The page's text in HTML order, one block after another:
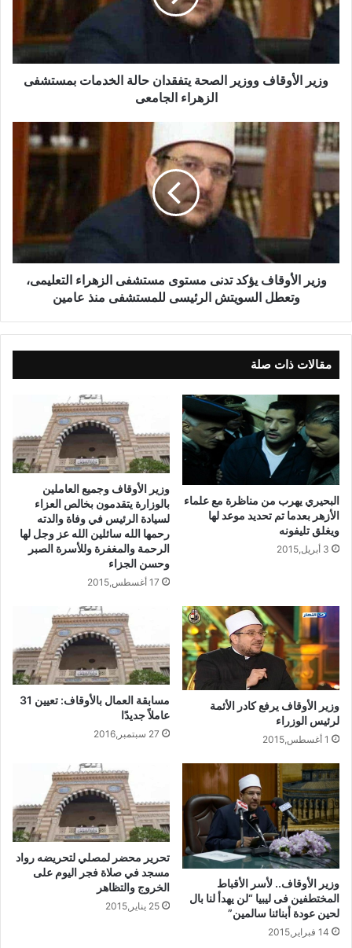
وزير الأوقاف ووزير الصحة يتفقدان حالة الخدمات بمستشفى
الزهراء الجامعى
وزير الأوقاف يؤكد تدنى مستوى مستشفى الزهراء التعليمى،
وتعطل السويتش الرئيسى للمستشفى منذ عامين
مقالات ذات صلة
البحيري يهرب من مناظرة مع علماء
الأزهر بعدما تم تحديد موعد لها
ويغلق تليفونه
3 أبريل,2015
وزير الأوقاف وجميع العاملين
بالوزارة يتقدمون بخالص العزاء
لسيادة الرئيس في وفاة والدته
رحمها الله سائلين الله عز وجل لها
الرحمة والمغفرة وللأسرة الصبر
وحسن الجزاء
17 أغسطس,2015
وزير الأوقاف يرفع كادر الأئمة
لرئيس الوزراء
1 أغسطس,2015
مسابقة العمال بالأوقاف: تعيين 31
عاملاً جديدًا
27 سبتمبر,2016
وزير الأوقاف.. لأسر الأقباط
المختطفين فى ليبيا “لن يهدأ لنا بال
لحين عودة أبنائنا سالمين”
14 فبراير,2015
تحرير محضر لمصلي لتحريضه رواد
مسجد في صلاة فجر اليوم على
الخروج والتظاهر
25 يناير,2015